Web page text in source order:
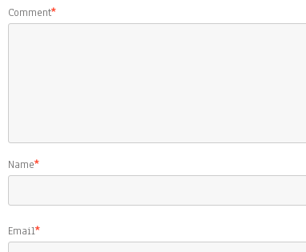
Comment*
Name*
Email*